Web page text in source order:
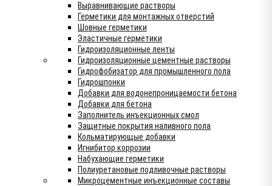
Выравнивающие растворы
Герметики для монтажных отверстий
Шовные герметики
Эластичные герметики
Гидроизоляционные ленты
Гидроизоляционные цементные растворы
Гидрофобизатор для промышленного пола
Гидрошпонки
Добавки для водонепроницаемости бетона
Добавки для бетона
Заполнитель инъекционных смол
Защитные покрытия наливного пола
Кольматирующые добавки
Игнибитор коррозии
Набухающие герметики
Полиуретановые подливочные растворы
Микроцементные инъекционные составы